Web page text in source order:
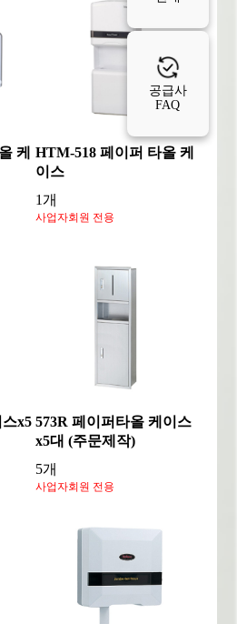
공급사
FAQ
케
HTM-518 페이퍼 타올 케
이스
1개
사업자회원 전용
x5 573R 페이퍼타올 케이스
x5대 (주문제작)
5개
사업자회원 전용